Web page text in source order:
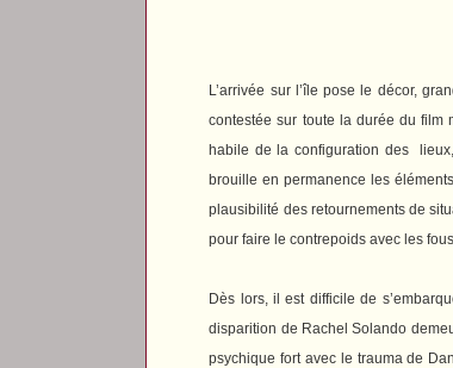
L’arrivée sur l’île pose le décor,
contestée sur toute la durée du film
habile de la configuration des
brouille en permanence les
plausibilité des retournements de
pour faire le contrepoids avec les fous.
Dès lors, il est difficile de
disparition de Rachel Solando
psychique fort avec le trauma de